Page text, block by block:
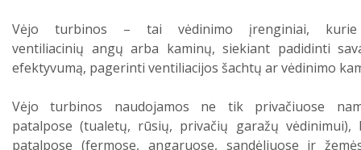
Vėjo turbinos – tai vėdinimo įrenginiai,
ventiliacinių angų arba kaminų, siekiant padidinti
efektyvumą, pagerinti ventiliacijos šachtų ar vėdinimo
Vėjo turbinos naudojamos ne tik privačiuose
patalpose (tualetų, rūsių, privačių garažų
patalpose (fermose, angaruose, sandėliuose ir